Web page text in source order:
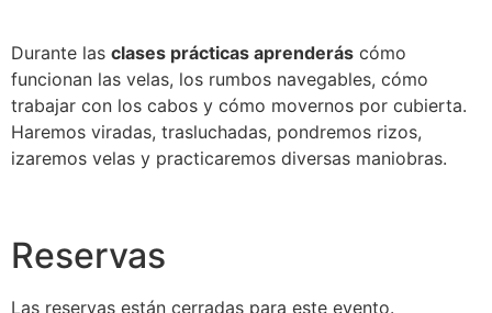
Durante las clases prácticas aprenderás cómo
funcionan las velas, los rumbos navegables, cómo
trabajar con los cabos y cómo movernos por cubierta.
Haremos viradas, trasluchadas, pondremos rizos,
izaremos velas y practicaremos diversas maniobras.
Reservas
Las reservas están cerradas para este evento.